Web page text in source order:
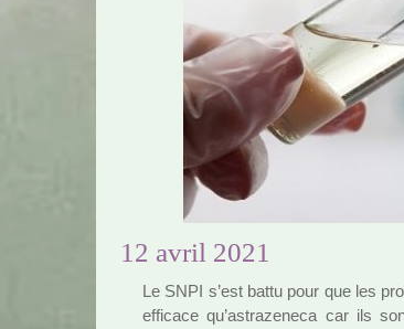
12 avril 2021
Le SNPI s’est battu pour que les
effi­cace qu’astra­ze­neca car ils